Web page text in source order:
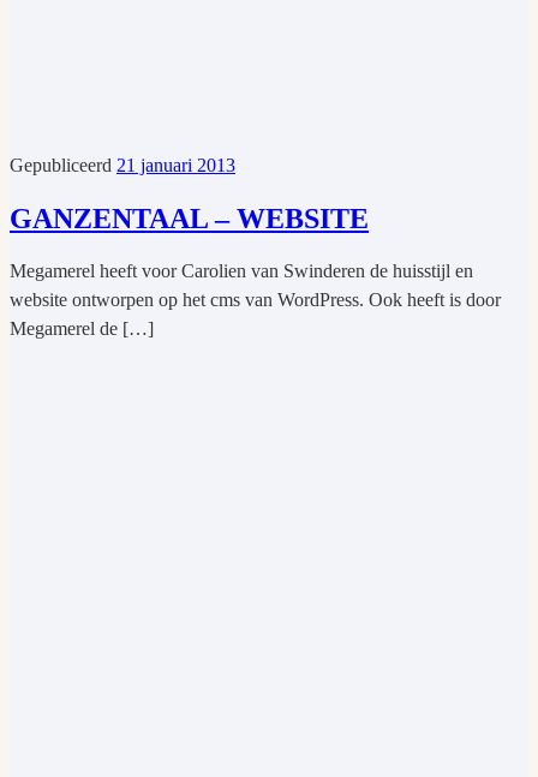
Gepubliceerd 21 januari 2013
GANZENTAAL – WEBSITE
Megamerel heeft voor Carolien van Swinderen de huisstijl en
website ontworpen op het cms van WordPress. Ook heeft is door
Megamerel de […]